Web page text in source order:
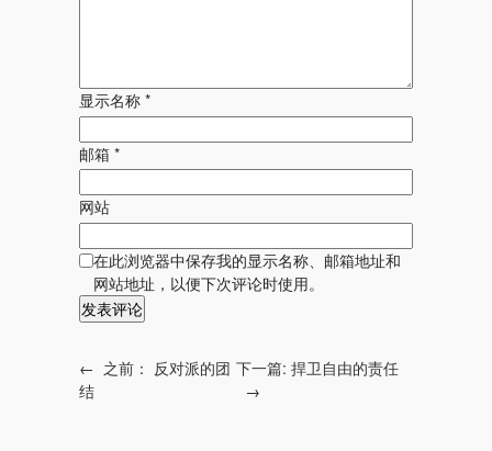
显示名称 *
邮箱 *
网站
在此浏览器中保存我的显示名称、邮箱地址和
网站地址，以便下次评论时使用。
← 之前： 反对派的团
结
下一篇:捍卫自由的责任
→